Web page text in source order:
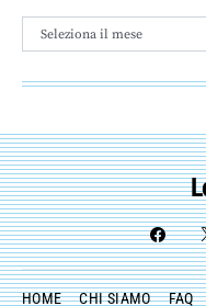
Archivio
HOME CHI SIAMO FAQ